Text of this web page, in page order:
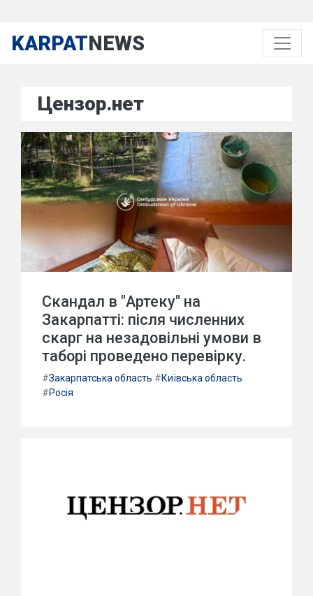
KARPATNEWS
Цензор.нет
Скандал в "Артеку" на
Закарпатті: після численних
скарг на незадовільні умови в
таборі проведено перевірку.
#Закарпатська область #Київська область
#Росія